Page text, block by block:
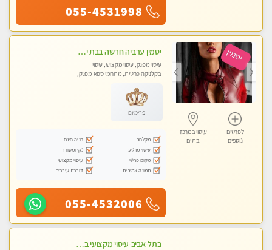
055-4531998
לפרטים
נוספים
עיסוי במרכז
בת ים
יסמין ערביה חדשה בבת ים חדש חדש .כל סוגי העיסויים במקום הכי מושלם בעיר בת ים . highly recommended..new in the city
עיסוי מפנק, עיסוי מקצועי, עיסוי
בקלניקה פרטית, מתחמי ספא מפנק,
טנטרה
פרימיום
מקלחת
חניה חינם
עיסוי מרגיע
נקי ומסודר
מקום פרטי
עיסוי מקצועי
תמונה אמיתית
דוברת עיברית
055-4532006
בתל-אביב-עיסוי מקצועי ברמה אחת מעל הכולל אבנים חמות רקמות עמוק בשילוב של כל סוגי העיסוי.